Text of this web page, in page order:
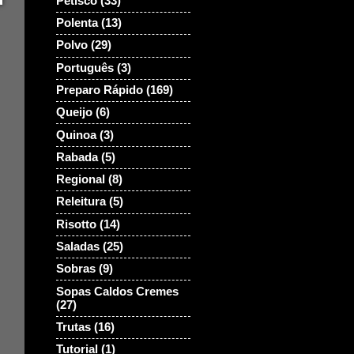
Polenta (13)
Polvo (29)
Português (3)
Preparo Rápido (169)
Queijo (6)
Quinoa (3)
Rabada (5)
Regional (8)
Releitura (5)
Risotto (14)
Saladas (25)
Sobras (9)
Sopas Caldos Cremes
(27)
Trutas (16)
Tutorial (1)